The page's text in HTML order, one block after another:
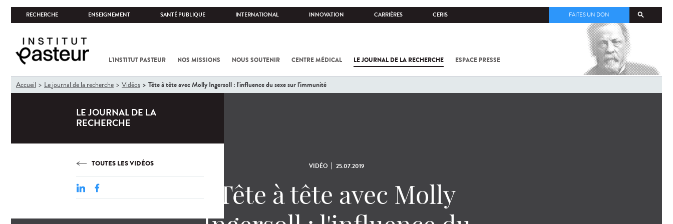
RECHERCHE ENSEIGNEMENT SANTÉ PUBLIQUE INTERNATIONAL INNOVATION CARRIÈRES CERIS FAITES UN DON
L'INSTITUT PASTEUR NOS MISSIONS NOUS SOUTENIR CENTRE MÉDICAL LE JOURNAL DE LA RECHERCHE ESPACE PRESSE
COV-2 /
À
Vous
êtes
Accueil Le journal de la recherche Vidéos Tête à tête avec Molly Ingersoll : l'influence du sexe sur l'immunité
LE JOURNAL DE LA
RECHERCHE
TOUTES LES VIDÉOS VIDÉO 25.07.2019
Tête à tête avec Molly